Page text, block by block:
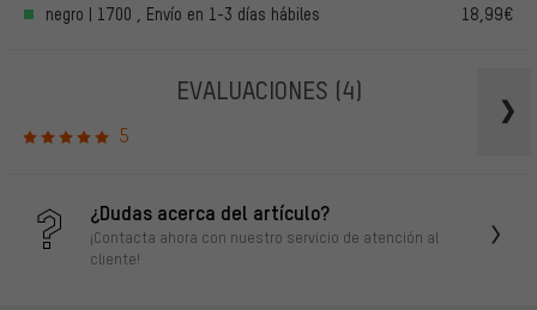
negro | 1700 , Envío en 1-3 días hábiles
18,99€
EVALUACIONES (4)
5
¿Dudas acerca del artículo?
¡Contacta ahora con nuestro servicio de atención al
cliente!